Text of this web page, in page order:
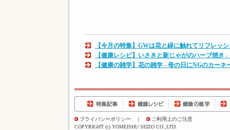
【今月の特集】GWは花と緑に触れてリフレッ
【健康レシピ】いさきと新じゃがのハーブ焼き
【健康の雑学】花の雑学 - 母の日にNGのカーネ
プライバシーポリシー ｜
ご利用上のご注意
COPYRIGHT (c) YOMEISHU SEIZO CO.,LTD.